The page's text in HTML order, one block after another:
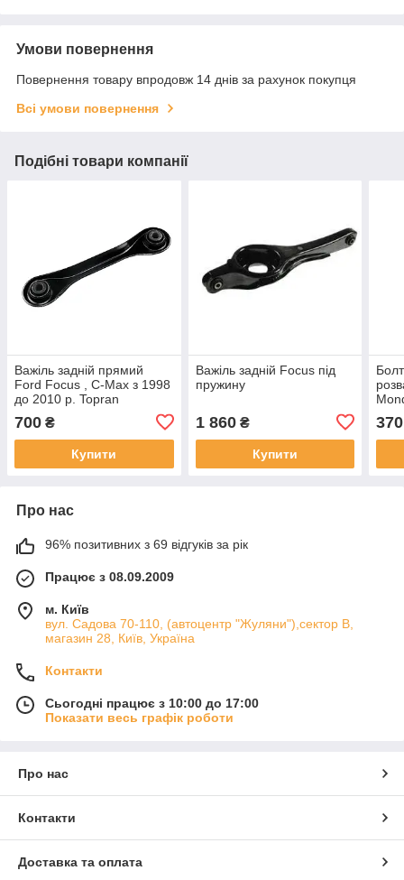
Умови повернення
Повернення товару впродовж 14 днів за рахунок покупця
Всі умови повернення
Подібні товари компанії
Важіль задній прямий
Ford Focus , C-Max з 1998
до 2010 р. Topran
700 ₴
Купити
Важіль задній Focus під
пружину
1 860₴
Купити
370
Про нас
96% позитивних з 69 відгуків за рік
Працює з 08.09.2009
м. Київ
вул. Садова 70-110, (автоцентр "Жуляни"),сектор В,
магазин 28, Київ, Україна
Контакти
Сьогодні працює з 10:00 до 17:00
Показати весь графік роботи
Про нас
Контакти
Доставка та оплата